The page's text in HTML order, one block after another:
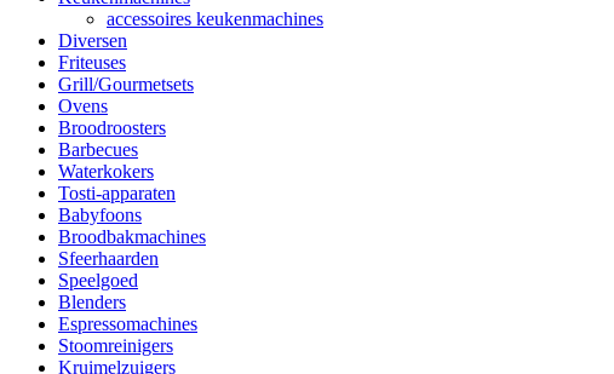
accessoires keukenmachines
Diversen
Friteuses
Grill/Gourmetsets
Ovens
Broodroosters
Barbecues
Waterkokers
Tosti-apparaten
Babyfoons
Broodbakmachines
Sfeerhaarden
Speelgoed
Blenders
Espressomachines
Stoomreinigers
Kruimelzuigers